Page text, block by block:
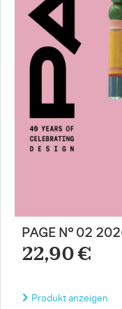
PAGE N° 02
22,90 €
Produkt anzeigen